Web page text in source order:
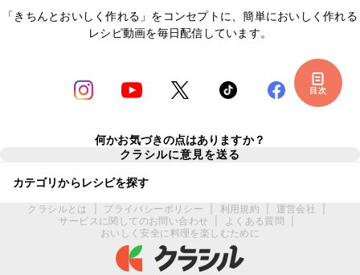
目次
「きちんとおいしく作れる」をコンセプトに、簡単においしく作れる
レシピ動画を毎日配信しています。
何かお気づきの点はありますか？
クラシルに意見を送る
カテゴリからレシピを探す
クラシルとは プライバシーポリシー 利用規約 運営会社
サービスに関してのお問い合わせ
よくある質問
おいしく安全に料理を楽しむために